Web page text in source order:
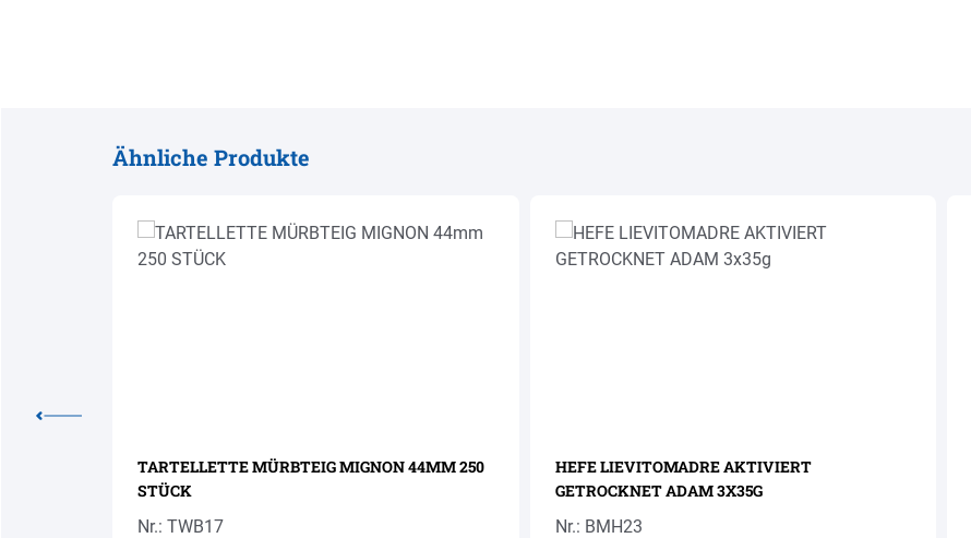
Ähnliche Produkte
TARTELLETTE MÜRBTEIG MIGNON 44MM 250
STÜCK
Nr.: TWB17
HEFE LIEVITOMADRE AKTIVIERT
GETROCKNET ADAM 3X35G
Nr.: BMH23